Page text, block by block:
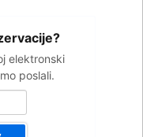
elektronski
poslali.